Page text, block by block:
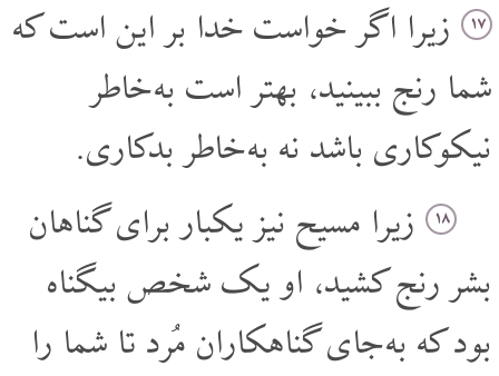
۱۷ زیرا اگر خواست خدا بر این است که
شما رنج ببینید، بهتر است به خاطر
نیکوکاری باشد نه به خاطر بدکاری.
۱۸ زیرا مسیح نیز یکبار برای گناهان
بشر رنج کشید، او یک شخص بیگناه
بود که به جای گناهکاران مُرد تا شما را